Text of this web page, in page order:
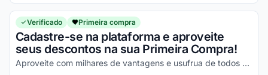
Verificado Primeira compra
Cadastre-se na plataforma e aproveite
seus descontos na sua Primeira Compra!
Aproveite com milhares de vantagens e usufrua de todos os seus descontos!